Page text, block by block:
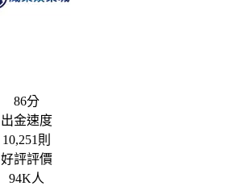
86分
出金速度
10,251則
好評評價
94K人